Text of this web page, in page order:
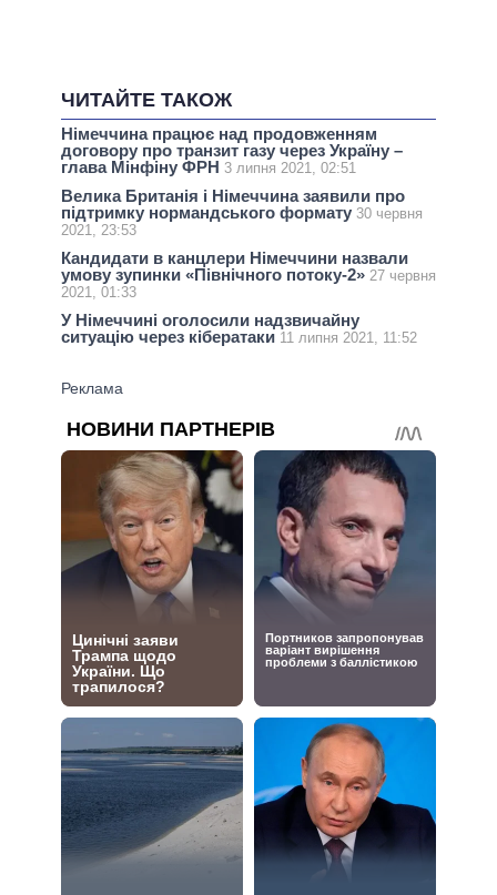
ЧИТАЙТЕ ТАКОЖ
Німеччина працює над продовженням
договору про транзит газу через Україну –
глава Мінфіну ФРН 3 липня 2021, 02:51
Велика Британія і Німеччина заявили про
підтримку нормандського формату 30 червня
2021, 23:53
Кандидати в канцлери Німеччини назвали
умову зупинки «Північного потоку-2» 27 червня
2021, 01:33
У Німеччині оголосили надзвичайну
ситуацію через кібератаки 11 липня 2021, 11:52